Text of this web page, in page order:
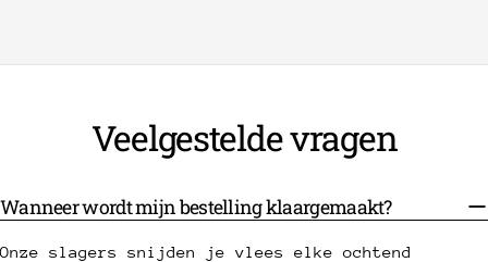
Veelgestelde vragen
Wanneer wordt mijn bestelling klaargemaakt?
Onze slagers snijden je vlees elke ochtend